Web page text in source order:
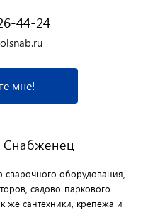
44-24
мне!
сварочного оборудования,
садово-паркового
же сантехники, крепежа и